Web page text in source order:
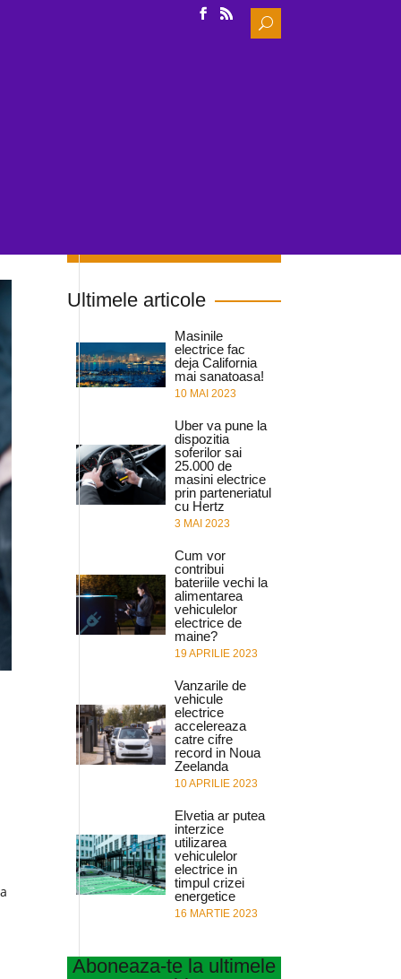
Search
for:
Ultimele articole
Masinile
electrice fac
deja California
mai sanatoasa!
10 MAI 2023
Uber va pune la
dispozitia
soferilor sai
25.000 de
masini electrice
prin parteneriatul
cu Hertz
3 MAI 2023
Cum vor
contribui
bateriile vechi la
alimentarea
vehiculelor
electrice de
maine?
19 APRILIE 2023
Vanzarile de
vehicule
electrice
accelereaza
catre cifre
record in Noua
Zeelanda
10 APRILIE 2023
Elvetia ar putea
interzice
utilizarea
vehiculelor
electrice in
timpul crizei
energetice
16 MARTIE 2023
Aboneaza-te la ultimele